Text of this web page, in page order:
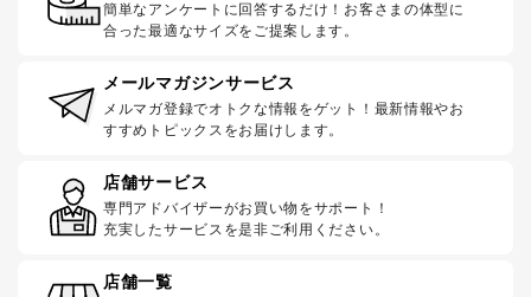
簡単なアンケートに回答するだけ！お客さまの体型に
合った最適なサイズをご提案します。
メールマガジンサービス
メルマガ登録でオトクな情報をゲット！最新情報やお
すすめトピックスをお届けします。
店舗サービス
専門アドバイザーがお買い物をサポート！
充実したサービスを是非ご利用ください。
店舗一覧